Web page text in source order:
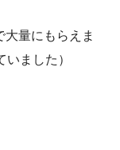
量にもらえま
ました）